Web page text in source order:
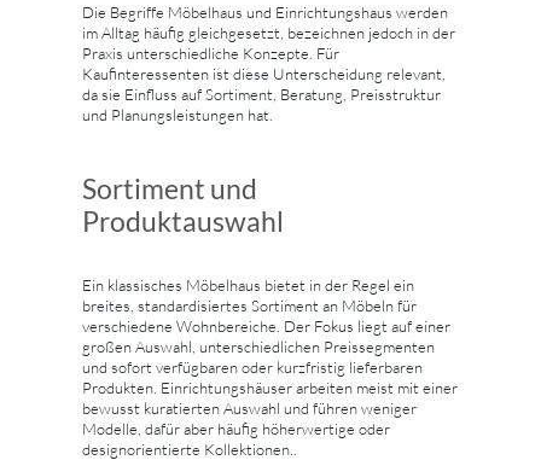
Die Begriffe Möbelhaus und Einrichtungshaus werden
im Alltag häufig gleichgesetzt, bezeichnen jedoch in der
Praxis unterschiedliche Konzepte. Für
Kaufinteressenten ist diese Unterscheidung relevant,
da sie Einfluss auf Sortiment, Beratung, Preisstruktur
und Planungsleistungen hat.
Sortiment und
Produktauswahl
Ein klassisches Möbelhaus bietet in der Regel ein
breites, standardisiertes Sortiment an Möbeln für
verschiedene Wohnbereiche. Der Fokus liegt auf einer
großen Auswahl, unterschiedlichen Preissegmenten
und sofort verfügbaren oder kurzfristig lieferbaren
Produkten. Einrichtungshäuser arbeiten meist mit einer
bewusst kuratierten Auswahl und führen weniger
Modelle, dafür aber häufig höherwertige oder
designorientierte Kollektionen..